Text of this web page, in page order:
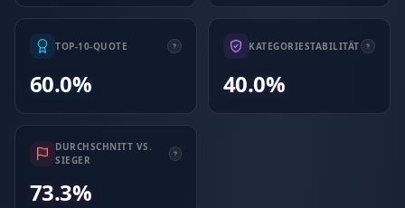
TOP-10-QUOTE
60.0%
KATEGORIESTABILITÄT
40.0%
DURCHSCHNITT VS.
SIEGER
73.3%